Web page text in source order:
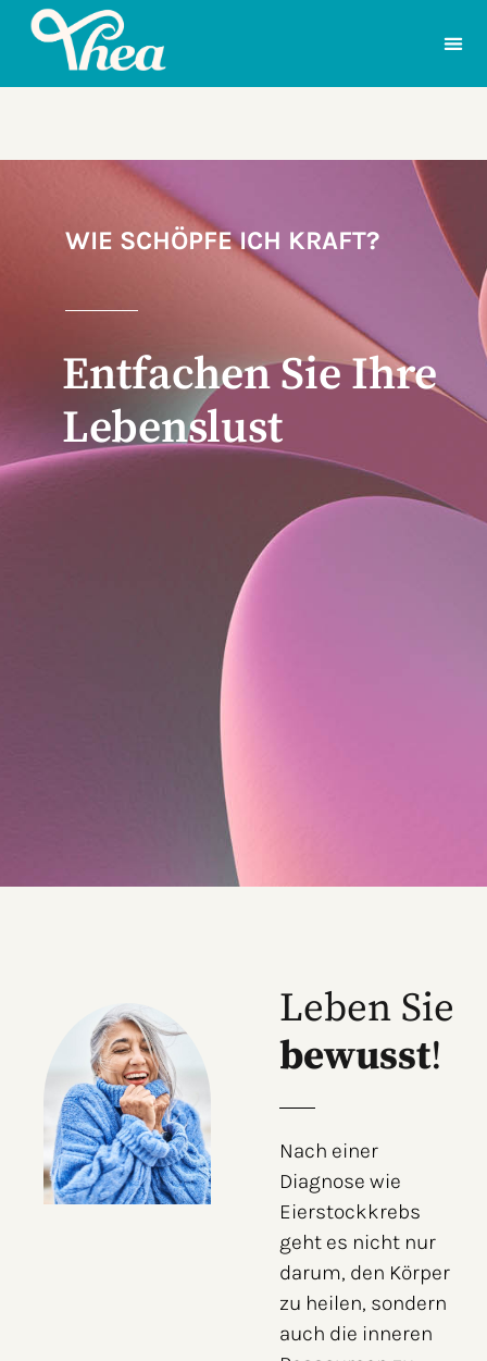
WIE SCHÖPFE ICH KRAFT?
Entfachen Sie Ihre
Lebenslust
Leben Sie
bewusst!
Nach einer
Diagnose wie
Eierstockkrebs
geht es nicht nur
darum, den Körper
zu heilen, sondern
auch die inneren